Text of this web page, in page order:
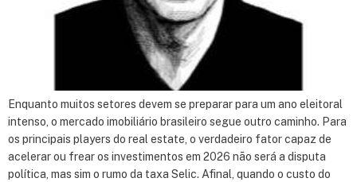
Enquanto muitos setores devem se preparar para um ano eleitoral
intenso, o mercado imobiliário brasileiro segue outro caminho. Para
os principais players do real estate, o verdadeiro fator capaz de
acelerar ou frear os investimentos em 2026 não será a disputa
política, mas sim o rumo da taxa Selic. Afinal, quando o custo do